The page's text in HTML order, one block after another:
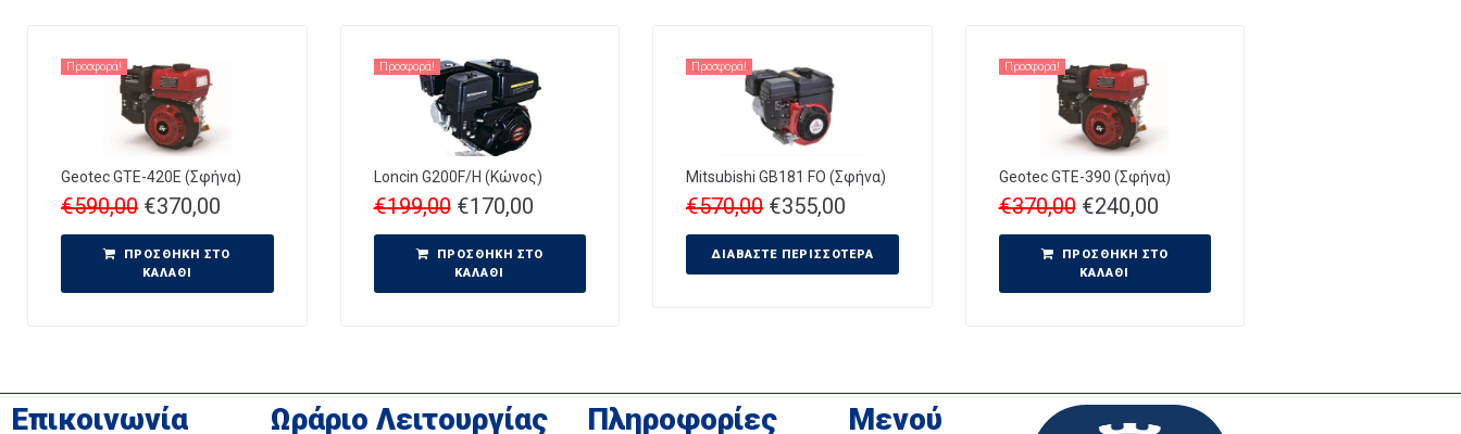
Προσφορά!
Geotec GTE-420E (Σφήνα)
€590,00 €370,00
ΠΡΟΣΘΉΚΗ ΣΤΟ
ΚΑΛΆΘΙ
Προσφορά!
Loncin G200F/H (Κώνος)
€199,00 €170,00
ΠΡΟΣΘΉΚΗ ΣΤΟ
ΚΑΛΆΘΙ
Προσφορά!
Mitsubishi GB181 FO (Σφήνα)
€570,00 €355,00
ΔΙΑΒΆΣΤΕ ΠΕΡΙΣΣΌΤΕΡΑ
Προσφορά!
Geotec GTE-390 (Σφήνα)
€370,00 €240,00
ΠΡΟΣΘΉΚΗ ΣΤΟ
ΚΑΛΆΘΙ
Επικοινωνία Ωράριο Λειτουργίας Πληροφορίες Μενού